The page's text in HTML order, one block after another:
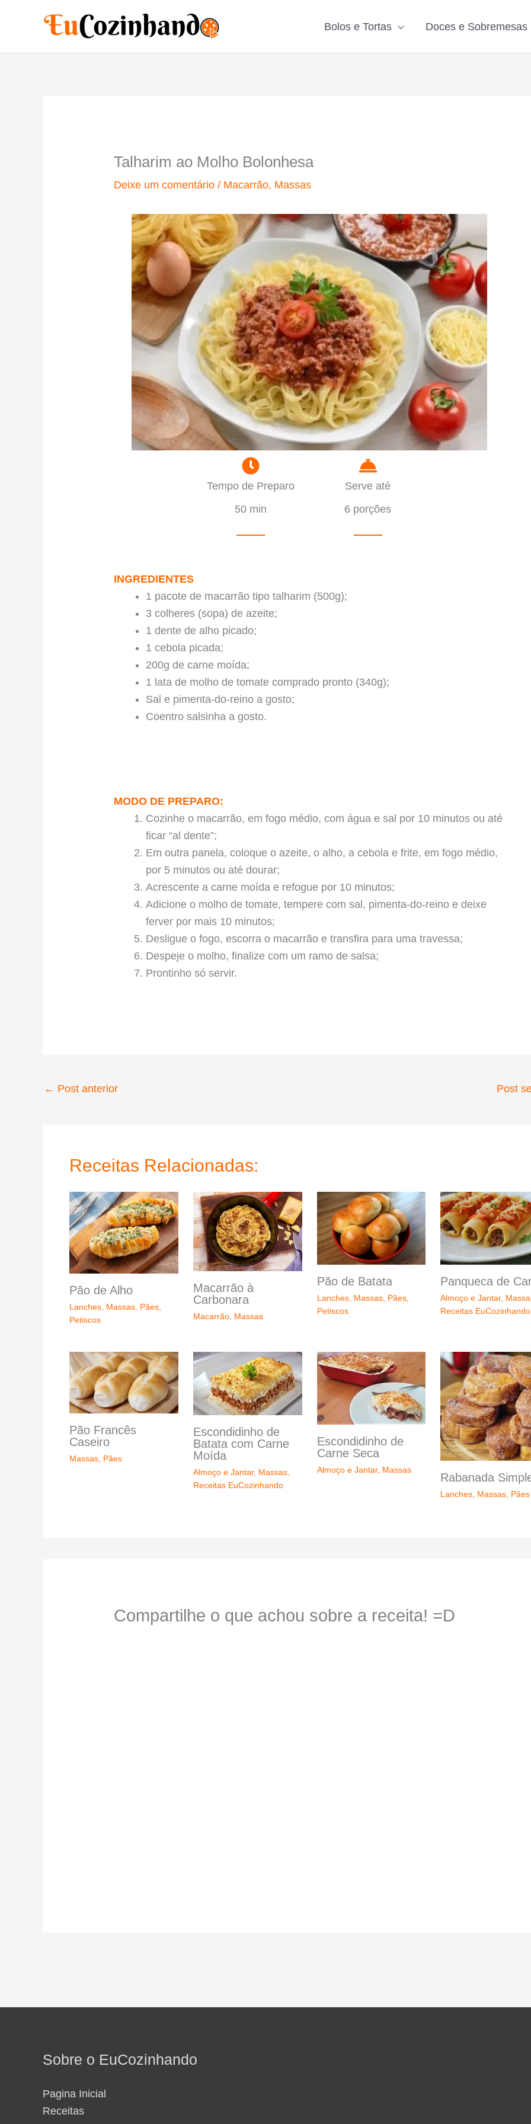
Bolos e Tortas Doces e Sobremesas
Talharim ao Molho Bolonhesa
Deixe um comentário / Macarrão, Massas
Tempo de Preparo
50 min
Serve até
6 porções
INGREDIENTES
1 pacote de macarrão tipo talharim (500g);
3 colheres (sopa) de azeite;
1 dente de alho picado;
1 cebola picada;
200g de carne moída;
1 lata de molho de tomate comprado pronto (340g);
Sal e pimenta-do-reino a gosto;
Coentro salsinha a gosto.
MODO DE PREPARO:
Cozinhe o macarrão, em fogo médio, com água e sal por 10 minutos ou até
ficar “al dente”;
Em outra panela, coloque o azeite, o alho, a cebola e frite, em fogo médio,
por 5 minutos ou até dourar;
Acrescente a carne moída e refogue por 10 minutos;
Adicione o molho de tomate, tempere com sal, pimenta-do-reino e deixe
ferver por mais 10 minutos;
Desligue o fogo, escorra o macarrão e transfira para uma travessa;
Despeje o molho, finalize com um ramo de salsa;
Prontinho só servir.
← Post anterior Post
Receitas Relacionadas:
Pão de Alho
Lanches Massas Pães
Petiscos
Macarrão à
Carbonara
Macarrão, Massas
Pão de Batata
Lanches, Massas, Pães,
Petiscos
Panqueca de
Almoço e Jantar,
Receitas EuCozinhando
Pão Francês
Caseiro
Massas Pães
Escondidinho de
Batata com Carne
Moída
Almoço e Jantar, Massas,
Receitas EuCozinhando
Escondidinho de
Carne Seca
Almoço e Jantar, Massas
Rabanada
Lanches Massas Pães
Compartilhe o que achou sobre a receita! =D
Sobre o EuCozinhando
Pagina Inicial
Receitas